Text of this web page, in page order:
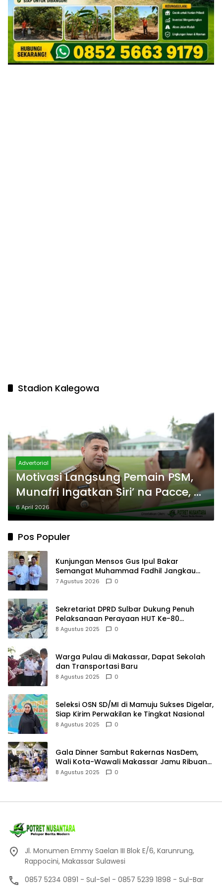
Stadion Kalegowa
Advertorial
Motivasi Langsung Pemain PSM,
Munafri Ingatkan Siri’ na Pacce,
Bangkitkan Semangat
6 April 2026
Pos Populer
Kunjungan Mensos Gus Ipul Bakar
Semangat Muhammad Fadhil Jangkau
Anak Keluarga Sangat Kurang Mampu
7 Agustus 2026 0
Sekretariat DPRD Sulbar Dukung Penuh
Pelaksanaan Perayaan HUT Ke-80
Kemerdekaan RI
8 Agustus 2025 0
Warga Pulau di Makassar, Dapat Sekolah
dan Transportasi Baru
8 Agustus 2025 0
Seleksi OSN SD/MI di Mamuju Sukses Digelar,
Siap Kirim Perwakilan ke Tingkat Nasional
8 Agustus 2025 0
Gala Dinner Sambut Rakernas NasDem,
Wali Kota-Wawali Makassar Jamu Ribuan
Kader se-Indonesia
8 Agustus 2025 0
Jl. Monumen Emmy Saelan III Blok E/6, Karunrung,
Rappocini, Makassar Sulawesi
0857 5234 0891 - Sul-Sel - 0857 5239 1898 - Sul-Bar